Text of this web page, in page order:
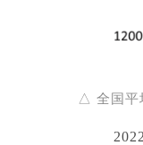
△ 全国平